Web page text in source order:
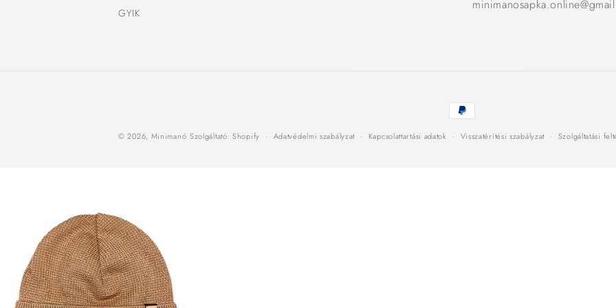
GYIK
Fizetési
módok
© 2026, Minimanó Szolgáltató: Shopify Adatvédelmi szabályzat Kapcsolattartási adatok Visszatérítési szabályzat Szolgáltatási